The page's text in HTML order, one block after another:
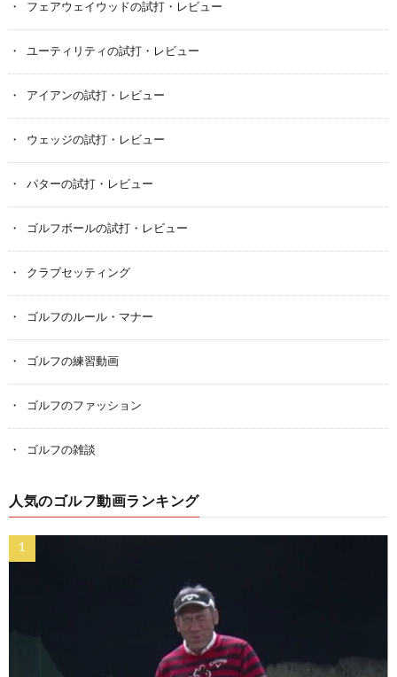
フェアウェイウッドの試打・レビュー
ユーティリティの試打・レビュー
アイアンの試打・レビュー
ウェッジの試打・レビュー
パターの試打・レビュー
ゴルフボールの試打・レビュー
クラブセッティング
ゴルフのルール・マナー
ゴルフの練習動画
ゴルフのファッション
ゴルフの雑談
人気のゴルフ動画ランキング